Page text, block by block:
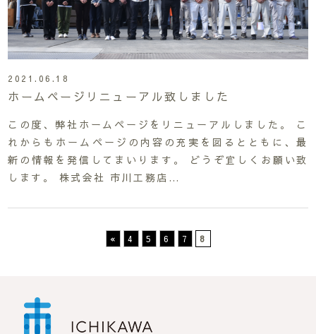
2021.06.18
ホームページリニューアル致しました
この度、弊社ホームページをリニューアルしました。 こ
れからもホームページの内容の充実を図るとともに、最
新の情報を発信してまいります。 どうぞ宜しくお願い致
します。 株式会社 市川工務店…
« 4 5 6 7 8